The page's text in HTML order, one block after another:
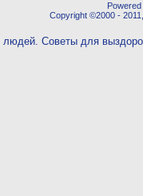
Copyright ©2000 -
Советы для